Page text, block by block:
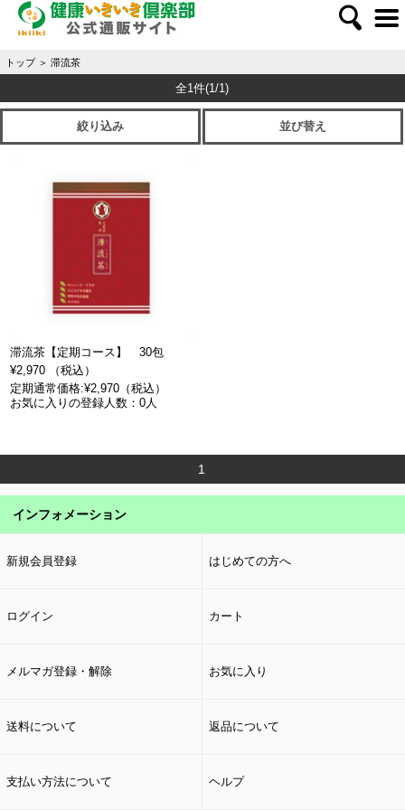
トップ ＞ 滞流茶
全1件(1/1)
絞り込み 並び替え
滞流茶【定期コース】 30包
¥2,970 （税込）
定期通常価格:¥2,970（税込）
お気に入りの登録人数：0人
1
インフォメーション
新規会員登録 はじめての方へ
ログイン カート
メルマガ登録・解除 お気に入り
送料について 返品について
支払い方法について ヘルプ